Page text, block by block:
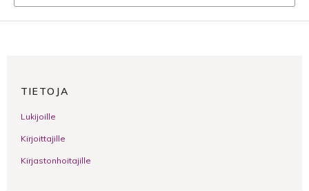
TIETOJA
Lukijoille
Kirjoittajille
Kirjastonhoitajille